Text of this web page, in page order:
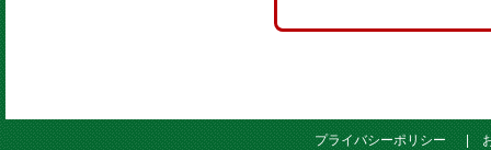
プライバシーポリシー